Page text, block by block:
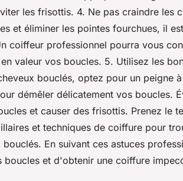
les frisottis. 4. Ne pas craindre les
et éliminer les pointes fourchues, il
coiffeur professionnel pourra vous
valeur vos boucles. 5. Utilisez les
bouclés, optez pour un peigne
démêler délicatement vos boucles.
et causer des frisottis. Prenez le
et techniques de coiffure pour
En suivant ces astuces
boucles et d'obtenir une coiffure